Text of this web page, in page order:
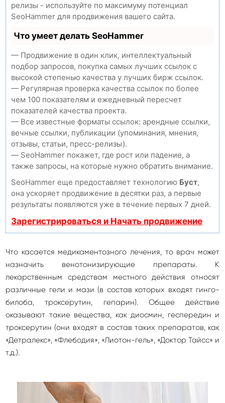
релизы - используйте по максимуму потенциал
SeoHammer для продвижения вашего сайта.
Что умеет делать SeoHammer
— Продвижение в один клик, интеллектуальный
подбор запросов, покупка самых лучших ссылок с
высокой степенью качества у лучших бирж ссылок.
— Регулярная проверка качества ссылок по более
чем 100 показателям и ежедневный пересчет
показателей качества проекта.
— Все известные форматы ссылок: арендные ссылки,
вечные ссылки, публикации (упоминания, мнения,
отзывы, статьи, пресс-релизы).
— SeoHammer покажет, где рост или падение, а
также запросы, на которые нужно обратить внимание.
SeoHammer еще предоставляет технологию Буст,
она ускоряет продвижение в десятки раз, а первые
результаты появляются уже в течение первых 7 дней.
Зарегистрироваться и Начать продвижение
Что касается медикаментозного лечения, то врач может
назначить венотонизирующие препараты. К
лекарственным средствам местного действия относят
различные гели и мази (в состав которых входят гинго-
билоба, троксерутин, гепарин). Общее действие
оказывают такие вещества, как диосмин, геспередин и
троксерутин (они входят в состав таких препаратов, как
«Детралекс», «Флебодия», «Лиотон-гель», «Доктор Тайсс» и
т.д.).